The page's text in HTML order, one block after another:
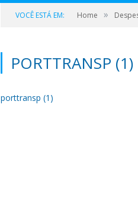
VOCÊ ESTÁ EM: Home »
PORTTRANSP (1)
porttransp (1)